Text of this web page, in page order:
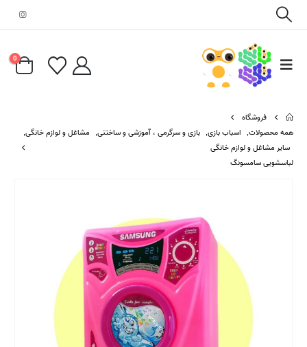
0
فروشگاه
همه محصولات, اسباب بازی, بازی و سرگرمی ، آموزشی و ساختنی, مشاغل و لوازم خانگی,
سایر مشاغل و لوازم خانگی
لباسشویی سامسونگ